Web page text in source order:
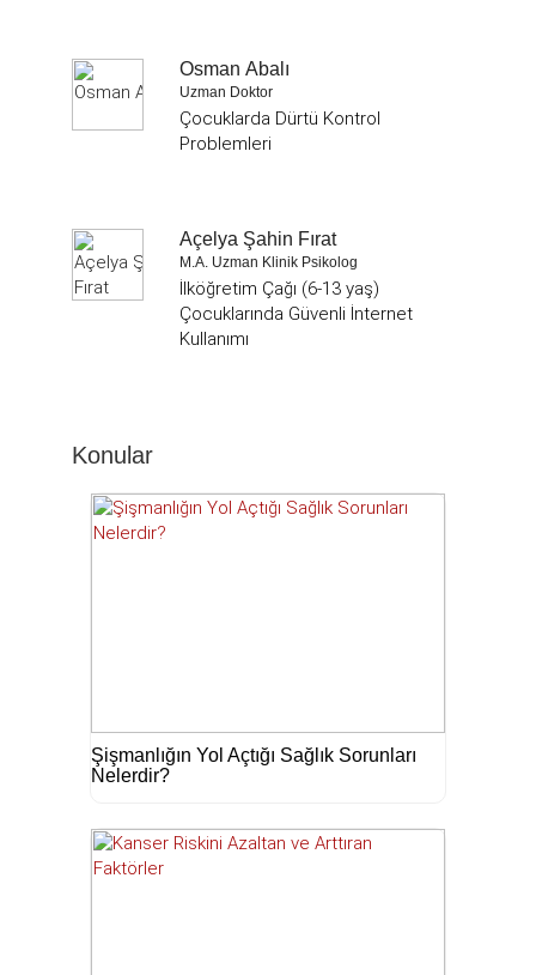
Osman Abalı
Uzman Doktor
Çocuklarda Dürtü Kontrol
Problemleri
Açelya Şahin Fırat
M.A. Uzman Klinik Psikolog
İlköğretim Çağı (6-13 yaş)
Çocuklarında Güvenli İnternet
Kullanımı
Konular
Şişmanlığın Yol Açtığı Sağlık Sorunları
Nelerdir?